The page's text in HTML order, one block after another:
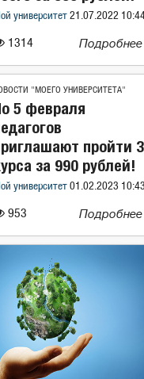
1314
университет 21.07.2022
Подробнее
"МОЕГО УНИВЕРСИТЕТА"
953
5 февраля
пройти 3
за 990 рублей!
университет 01.02.2023 10:43
Подробнее